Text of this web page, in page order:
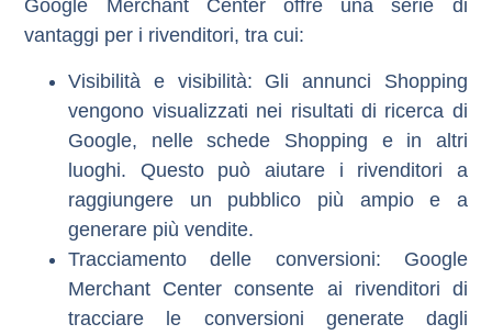
Google Merchant Center offre una serie di
vantaggi per i rivenditori, tra cui:
Visibilità e visibilità: Gli annunci Shopping
vengono visualizzati nei risultati di ricerca di
Google, nelle schede Shopping e in altri
luoghi. Questo può aiutare i rivenditori a
raggiungere un pubblico più ampio e a
generare più vendite.
Tracciamento delle conversioni: Google
Merchant Center consente ai rivenditori di
tracciare le conversioni generate dagli